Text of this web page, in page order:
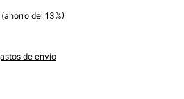
(ahorro del 13%)
de envío